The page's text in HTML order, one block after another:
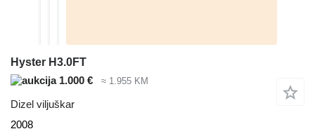
Hyster H3.0FT
1.000 €
≈ 1.955 KM
Dizel viljuškar
2008